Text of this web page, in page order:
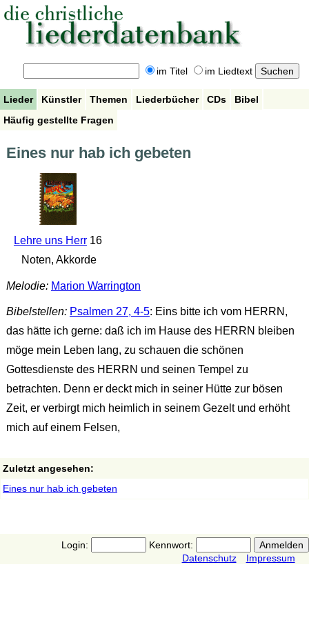
im Titel im Liedtext
Lieder Künstler Themen Liederbücher CDs
Bibel
Häufig gestellte Fragen
Eines nur hab ich gebeten
Lehre uns Herr16
Noten, Akkorde
Melodie: Marion Warrington
Bibelstellen: Psalmen 27, 4-5: Eins bitte ich vom HERRN,
das hätte ich gerne: daß ich im Hause des HERRN bleiben
möge mein Leben lang, zu schauen die schönen
Gottesdienste des HERRN und seinen Tempel zu
betrachten. Denn er deckt mich in seiner Hütte zur bösen
Zeit, er verbirgt mich heimlich in seinem Gezelt und erhöht
mich auf einem Felsen,
Zuletzt angesehen:
Eines nur hab ich gebeten
Login:
Kennwort:
Datenschutz
Impressum